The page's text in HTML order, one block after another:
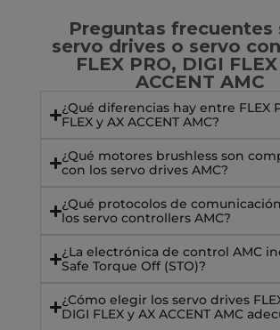
Preguntas frecuentes
servo drives o servo
FLEX PRO, DIGI
ACCENT AMC
¿Qué diferencias hay entre FLEX
FLEX y AX ACCENT AMC?
¿Qué motores brushless son
con los servo drives AMC?
¿Qué protocolos de
los servo controllers AMC?
¿La electrónica de control AMC
Safe Torque Off (STO)?
¿Cómo elegir los servo drives
DIGI FLEX y AX ACCENT AMC